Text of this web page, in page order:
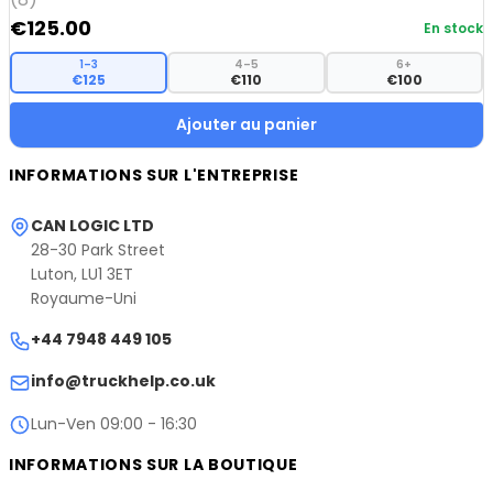
€125.00 En stock
1–3
€125
4–5
€110
6+
€100
Ajouter au panier
INFORMATIONS SUR L'ENTREPRISE
CAN LOGIC LTD
28-30 Park Street
Luton, LU1 3ET
Royaume-Uni
+44 7948 449 105
info@truckhelp.co.uk
Lun-Ven 09:00 - 16:30
INFORMATIONS SUR LA BOUTIQUE